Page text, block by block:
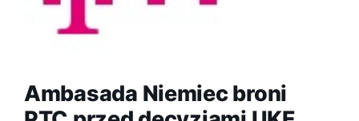
Ambasada Niemiec broni